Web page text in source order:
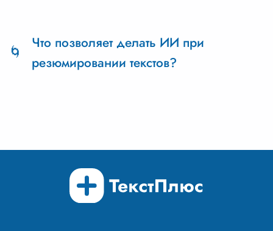
студентов, исследователей и всех, кто работает
с большими объемами текстовой информации.
Что позволяет делать ИИ при
резюмировании текстов?